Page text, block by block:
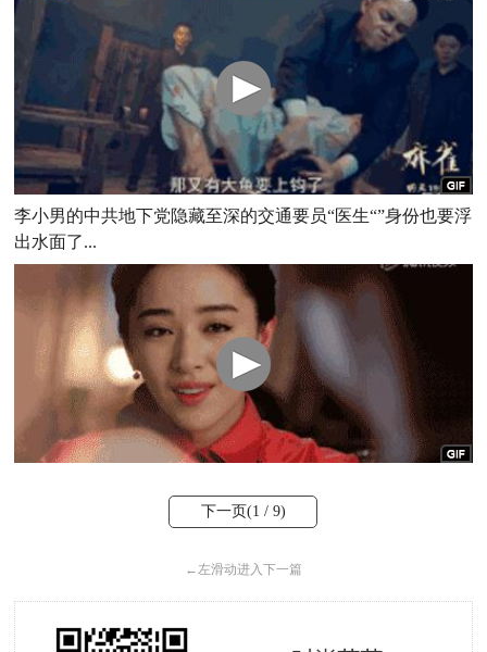
李小男的中共地下党隐藏至深的交通要员“医生“”身份也要浮
出水面了...
下一页(1 / 9)
←左滑动进入下一篇